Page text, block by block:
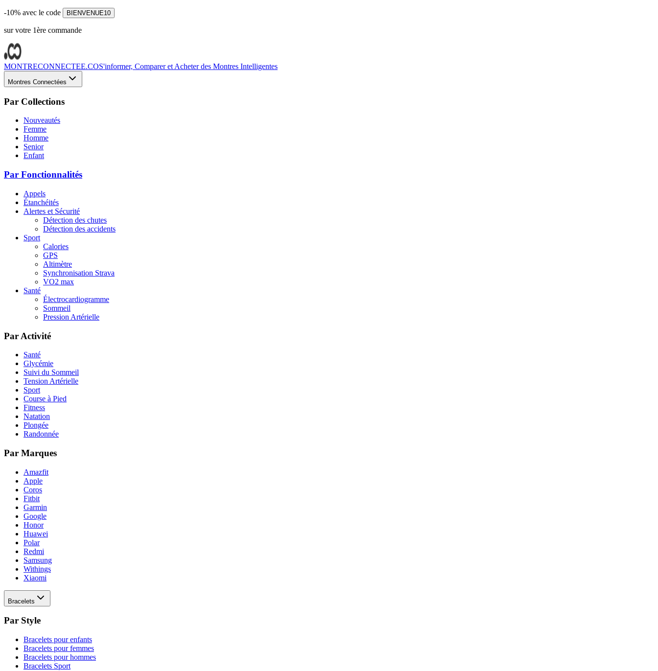
-10% avec le code BIENVENUE10
sur votre 1ère commande
MONTRECONNECTEE.COS'informer, Comparer et Acheter des Montres Intelligentes
Montres Connectées
Par Collections
Nouveautés
Femme
Homme
Senior
Enfant
Par Fonctionnalités
Appels
Étanchéités
Alertes et Sécurité
Détection des chutes
Détection des accidents
Sport
Calories
GPS
Altimètre
Synchronisation Strava
VO2 max
Santé
Électrocardiogramme
Sommeil
Pression Artérielle
Par Activité
Santé
Glycémie
Suivi du Sommeil
Tension Artérielle
Sport
Course à Pied
Fitness
Natation
Plongée
Randonnée
Par Marques
Amazfit
Apple
Coros
Fitbit
Garmin
Google
Honor
Huawei
Polar
Redmi
Samsung
Withings
Xiaomi
Bracelets
Par Style
Bracelets pour enfants
Bracelets pour femmes
Bracelets pour hommes
Bracelets Sport